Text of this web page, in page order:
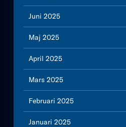
Juni 2025
Maj 2025
April 2025
Mars 2025
Februari 2025
Januari 2025